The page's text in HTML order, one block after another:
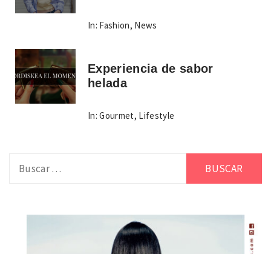
In: Fashion, News
Experiencia de sabor
helada
In: Gourmet, Lifestyle